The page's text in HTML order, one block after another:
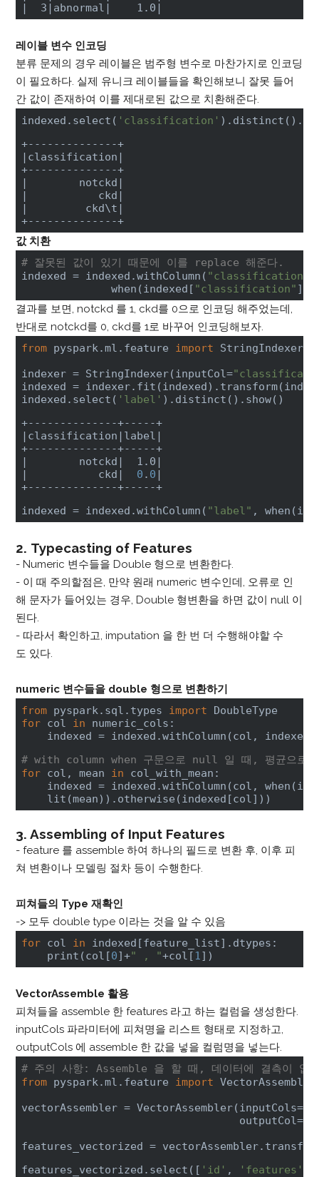
|  3| abnormal |    1.0|
레이블 변수 인코딩
분류 문제의 경우 레이블은 범주형 변수로 마찬가지로 인코딩
이 필요하다. 실제 유니크 레이블들을 확인해보니 잘못 들어
간 값이 존재하여 이를 제대로된 값으로 치환해준다.
indexed.select( 'classification'
+--------------+
|classification|
+--------------+
|        notckd|
|           ckd|
|         ckd\t|
+--------------+
값 치환
# 잘못된 값이 있기 때문에 이를 replace 해준다.
indexed = indexed.withColumn( "classification"
              when(indexed[
"classification" ]
결과를 보면, notckd 를 1, ckd를 0으로 인코딩 해주었는데,
반대로 notckd를 0, ckd를 1로 바꾸어 인코딩해보자.
from pyspark.ml.feature import StringIndexer
indexer = StringIndexer(inputCol=
indexed =
indexed.select( 'label' ).distinct().show()
+--------------+-----+
|classification| label |
+--------------+-----+
|
        notckd
|  1.0|
|           ckd|
0 . 0 |
+--------------+-----+
indexed = indexed.withColumn( "label" ,
2. Typecasting of Features
- Numeric 변수들을 Double 형으로 변환한다.
- 이 때 주의할점은, 만약 원래 numeric 변수인데, 오류로 인
해 문자가 들어있는 경우, Double 형변환을 하면 값이 null 이
된다.
- 따라서 확인하고, imputation 을 한 번 더 수행해야할 수
도 있다.
numeric 변수들을 double 형으로 변환하기
from pyspark.sql.types import
for col in numeric_cols:
indexed = indexed.withColumn(col,
# with column when 구문으로 null 일 때, 평균으로
for col, mean in col_with_mean:
indexed = indexed.withColumn(col,
    lit(mean)).otherwise(indexed[col]))
3. Assembling of Input Features
- feature 를 assemble 하여 하나의 필드로 변환 후, 이후 피
쳐 변환이나 모델링 절차 등이 수행한다.
피쳐들의 Type 재확인
-> 모두 double type 이라는 것을 알 수 있음
for col in indexed[feature_list].dtypes:
    print(col[
0]+" , "+col[1 ])
VectorAssemble 활용
피쳐들을 assemble 한 features 라고 하는 컬럼을 생성한다.
inputCols 파라미터에 피쳐명을 리스트 형태로 지정하고,
outputCols 에 assemble 한 값을 넣을 컬럼명을 넣는다.
# 주의 사항: Assemble 을 할 때, 데이터에 결측이 없
from pyspark.ml.feature import VectorAssembler
vectorAssembler =
                                  outputCol=
features_vectorized =
features_vectorized.select([ 'id' , 'features'